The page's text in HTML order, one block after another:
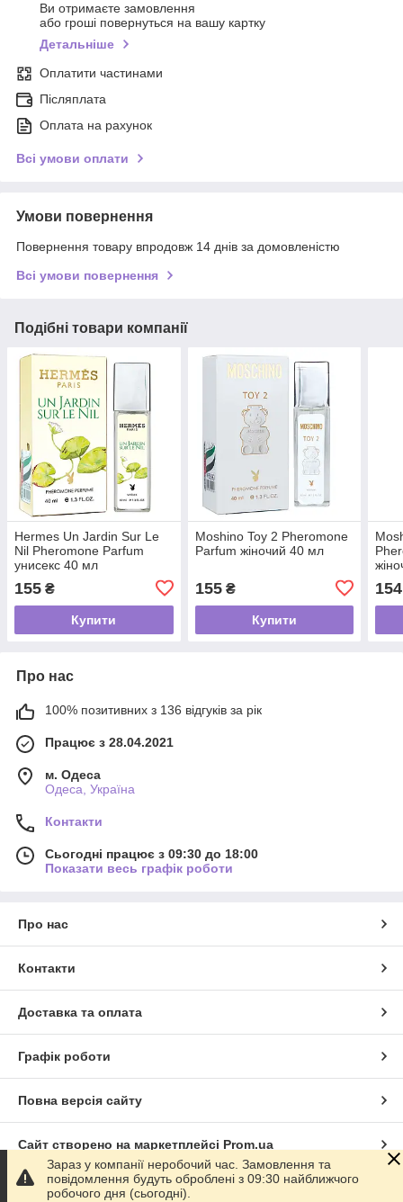
Ви отримаєте замовлення
або гроші повернуться на вашу картку
Детальніше
Оплатити частинами
Післяплата
Оплата на рахунок
Всі умови оплати
Умови повернення
Повернення товару впродовж 14 днів за домовленістю
Всі умови повернення
Подібні товари компанії
Hermes Un Jardin Sur Le
Nil Pheromone Parfum
унисекс 40 мл
155 ₴
Купити
Moshino Toy 2 Pheromone
Parfum жіночий 40 мл
155₴
Купити
154
Про нас
100% позитивних з 136 відгуків за рік
Працює з 28.04.2021
м. Одеса
Одеса, Україна
Контакти
Сьогодні працює з 09:30 до 18:00
Показати весь графік роботи
Про нас
Контакти
Доставка та оплата
Графік роботи
Повна версія сайту
Сайт створено на маркетплейсі Prom.ua
Політика конфіденційності
Зараз у компанії неробочий час. Замовлення та
повідомлення будуть оброблені з 09:30 найближчого
робочого дня (сьогодні).